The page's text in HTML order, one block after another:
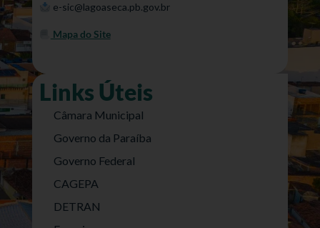
e-sic@lagoaseca.pb.gov.br
Mapa do Site
Links Úteis
Câmara Municipal
Governo da Paraíba
Governo Federal
CAGEPA
DETRAN